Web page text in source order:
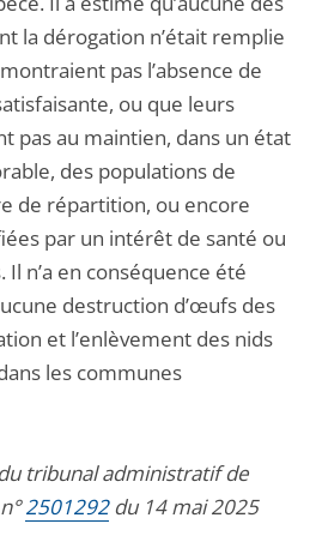
la dérogation n’était remplie
pas l’absence de
ou que leurs
pas au maintien, dans un état
des populations de
de répartition, ou encore
par un intérêt de santé ou
n’a en conséquence été
destruction d’œufs des
et l’enlèvement des nids
les communes
tribunal administratif de
2501292du 14 mai 2025